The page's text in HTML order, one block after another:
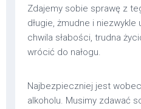
Zdajemy sobie sprawę z
długie, żmudne i
chwila słabości, trudna
wrócić do nałogu.
Najbezpieczniej jest
alkoholu. Musimy zdawać